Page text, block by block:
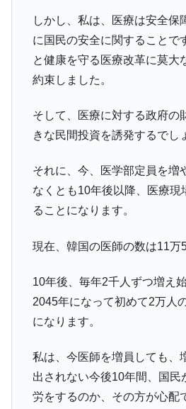
しかし、私は、医療は安全保
に国民の安全に関することで
と健康を守る医療改革に莫大
約束しました。
そして、医療に対する政府の
きな民間投資を誘発するでし
それに、今、医学部定員を増
なくとも10年後以降、医療現
ることになります。
現在、韓国の医師の数は11万5
10年後、毎年2千人ずつ増え
2045年になって初めて2万人
になります。
私は、今医師を増員しても、
出されない今後10年間、国民
労をするのか、その方が心配